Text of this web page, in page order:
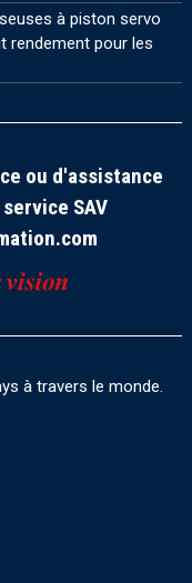
à piston servo
rendement pour les
ou d'assistance
SAV
à travers le monde.